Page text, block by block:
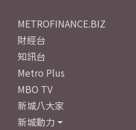
METROFINANCE.BIZ
財經台
知訊台
Metro Plus
MBO TV
新城八大家
新城動力